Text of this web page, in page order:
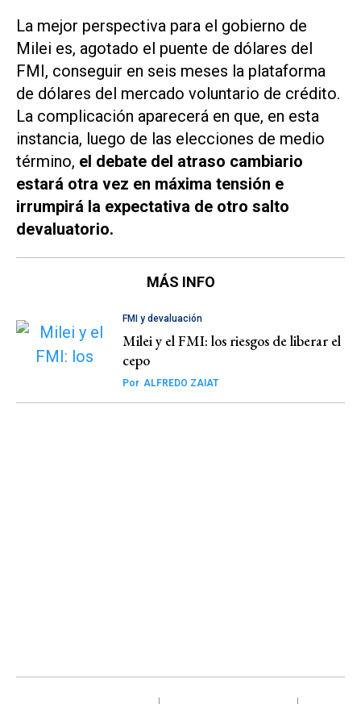
La mejor perspectiva para el gobierno de
Milei es, agotado el puente de dólares del
FMI, conseguir en seis meses la plataforma
de dólares del mercado voluntario de crédito.
La complicación aparecerá en que, en esta
instancia, luego de las elecciones de medio
término, el debate del atraso cambiario
estará otra vez en máxima tensión e
irrumpirá la expectativa de otro salto
devaluatorio.
MÁS INFO
FMI y devaluación
Milei y el FMI: los riesgos de liberar el
cepo
Por ALFREDO ZAIAT